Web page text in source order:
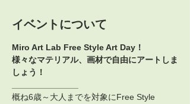
イベントについて
Miro Art Lab Free Style Art Day！
様々なマテリアル、画材で自由にアートしま
しょう！
概ね6歳～大人までを対象にFree Style